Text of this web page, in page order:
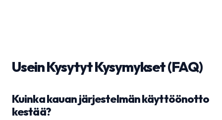
Usein Kysytyt Kysymykset (FAQ)
Kuinka kauan järjestelmän käyttöönotto
kestää?